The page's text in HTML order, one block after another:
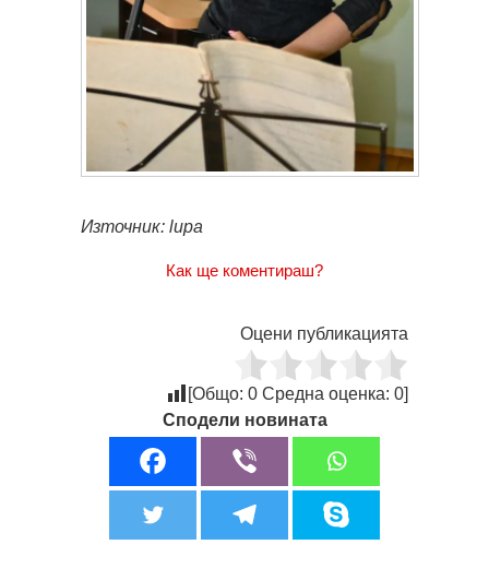
Източник: lupa
Как ще коментираш?
Оцени публикацията
[Общо: 0 Средна оценка: 0]
Сподели новината